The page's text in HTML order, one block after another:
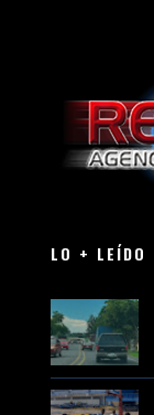
LO + LEÍDO